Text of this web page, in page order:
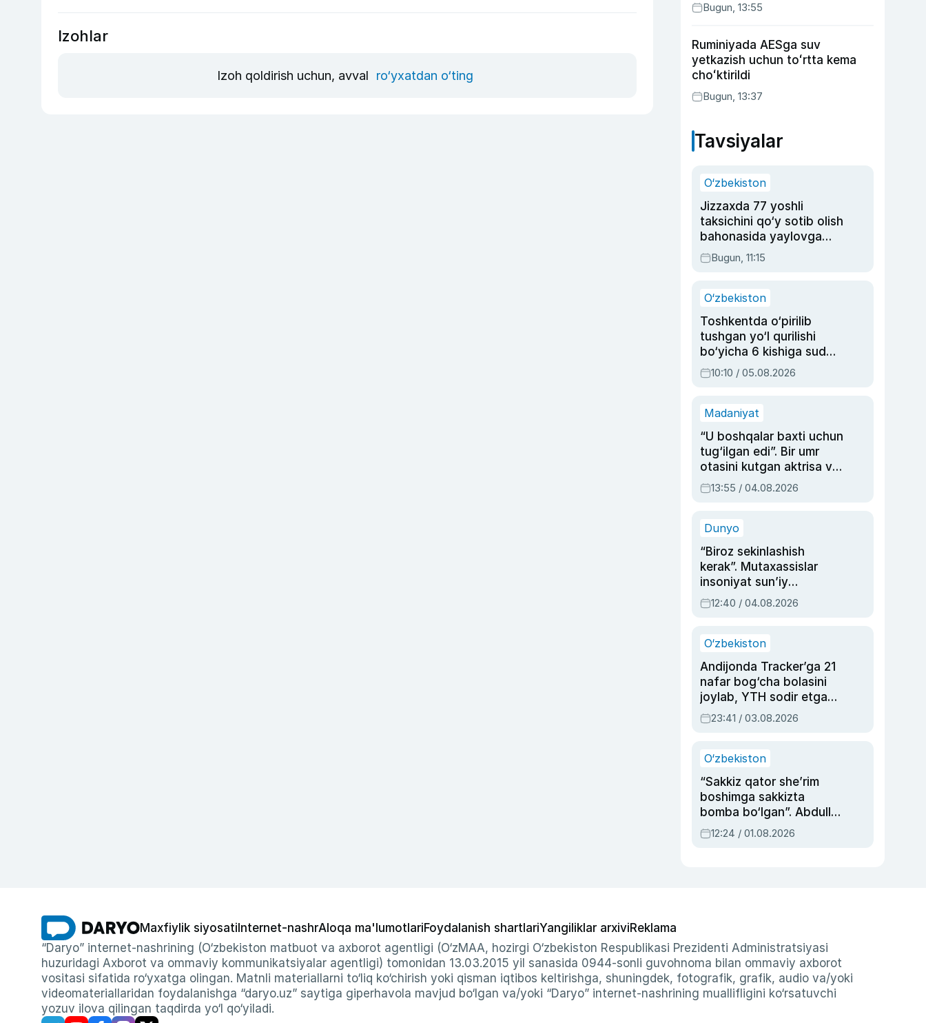
Izohlar
Izoh qoldirish uchun, avval ro‘yxatdan o‘ting
Bugun, 13:55
Ruminiyada AESga suv
yetkazish uchun toʻrtta kema
choʻktirildi
Bugun, 13:37
Tavsiyalar
O‘zbekiston
Jizzaxda 77 yoshli
taksichini qo‘y sotib olish
bahonasida yaylovga
olib borib o‘ldirgan yigit
20 yilga qamaldi
Bugun, 11:15
O‘zbekiston
Toshkentda o‘pirilib
tushgan yo‘l qurilishi
bo‘yicha 6 kishiga sud
hukmi o‘qildi
10:10 / 05.08.2026
Madaniyat
“U boshqalar baxti uchun
tug‘ilgan edi”. Bir umr
otasini kutgan aktrisa va
dublyaj ustasi Rimma
Ahmedovaning
13:55 / 04.08.2026
Dunyo
“Biroz sekinlashish
kerak”. Mutaxassislar
insoniyat sun’iy
intellektni boshqara
olmay qolishidan xavotir
12:40 / 04.08.2026
O‘zbekiston
Andijonda Tracker’ga 21
nafar bog‘cha bolasini
joylab, YTH sodir etgan
ayolga sud hukmi o‘qildi
23:41 / 03.08.2026
O‘zbekiston
“Sakkiz qator she’rim
boshimga sakkizta
bomba bo‘lgan”. Abdulla
Oripovni siyosiy
ayblovlardan asrab
12:24 / 01.08.2026
Maxfiylik siyosati Internet-nashrAloqa ma'lumotlariFoydalanish shartlariYangiliklar arxiviReklama
“Daryo” internet-nashrining (O‘zbekiston matbuot va axborot agentligi (O‘zMAA, hozirgi O‘zbekiston Respublikasi Prezidenti Administratsiyasi
huzuridagi Axborot va ommaviy kommunikatsiyalar agentligi) tomonidan 13.03.2015 yil sanasida 0944-sonli guvohnoma bilan ommaviy axborot
vositasi sifatida ro‘yxatga olingan. Matnli materiallarni to‘liq ko‘chirish yoki qisman iqtibos keltirishga, shuningdek, fotografik, grafik, audio va/yoki
videomateriallaridan foydalanishga “daryo.uz” saytiga giperhavola mavjud bo‘lgan va/yoki “Daryo” internet-nashrining muallifligini ko‘rsatuvchi
yozuv ilova qilingan taqdirda yo‘l qo‘yiladi.